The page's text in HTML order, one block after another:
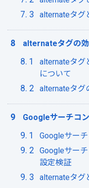
alternateタグ
alternateタグの
alternateタグ
について
alternateタグ
Googleサーチコ
Googleサー
Googleサー
設定検証
alternateタグ